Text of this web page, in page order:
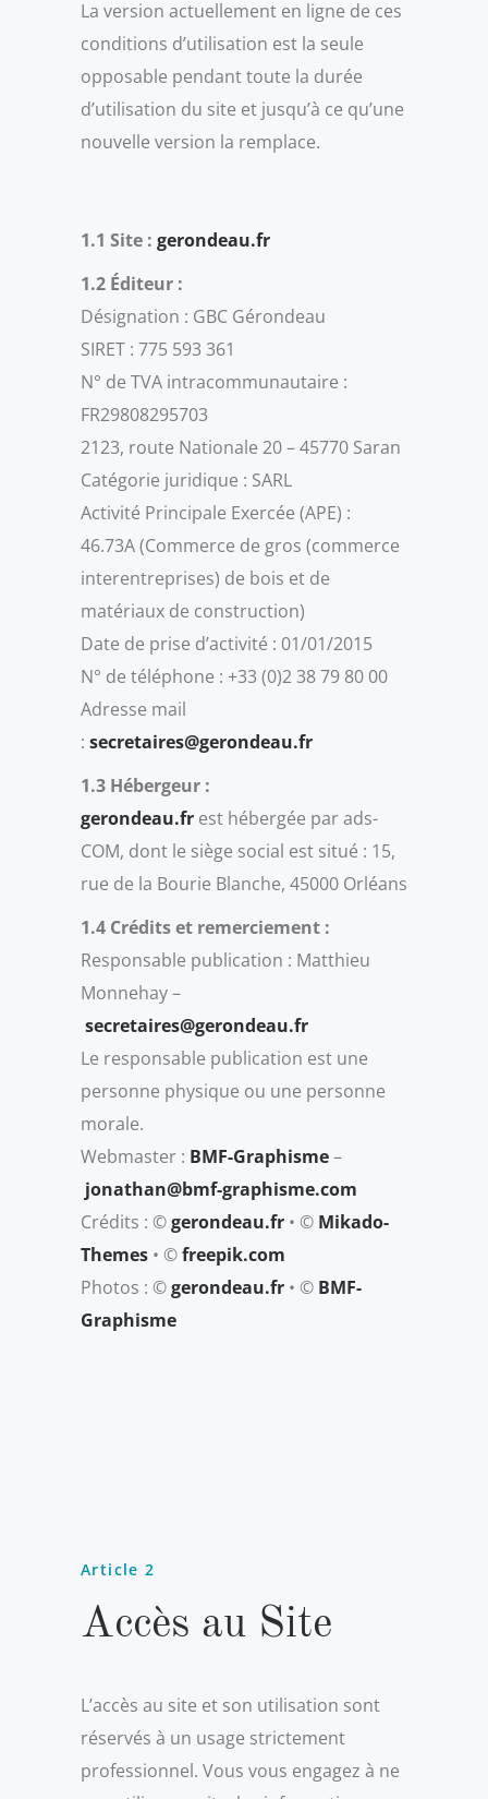
La version actuellement en ligne de ces
conditions d’utilisation est la seule
opposable pendant toute la durée
d’utilisation du site et jusqu’à ce qu’une
nouvelle version la remplace.
1.1 Site : gerondeau.fr
1.2 Éditeur :
Désignation : GBC Gérondeau
SIRET : 775 593 361
N° de TVA intracommunautaire :
FR29808295703
2123, route Nationale 20 – 45770 Saran
Catégorie juridique : SARL
Activité Principale Exercée (APE) :
46.73A (Commerce de gros (commerce
interentreprises) de bois et de
matériaux de construction)
Date de prise d’activité : 01/01/2015
N° de téléphone : +33 (0)2 38 79 80 00
Adresse mail
: secretaires@gerondeau.fr
1.3 Hébergeur :
gerondeau.fr est hébergée par ads-
COM, dont le siège social est situé : 15,
rue de la Bourie Blanche, 45000 Orléans
1.4 Crédits et remerciement :
Responsable publication : Matthieu
Monnehay –
secretaires@gerondeau.fr
Le responsable publication est une
personne physique ou une personne
morale.
Webmaster : BMF-Graphisme–
jonathan@bmf-graphisme.com
Crédits : ©gerondeau.fr • © Mikado-
Themes • ©freepik.com
Photos : ©gerondeau.fr • © BMF-
Graphisme
Article 2
Accès au Site
L’accès au site et son utilisation sont
réservés à un usage strictement
professionnel. Vous vous engagez à ne